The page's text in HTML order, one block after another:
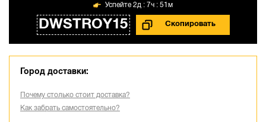
DWSTROY15
2д : 7ч : 51м
Город доставки:
Почему столько стоит доставка?
Как забрать самостоятельно?